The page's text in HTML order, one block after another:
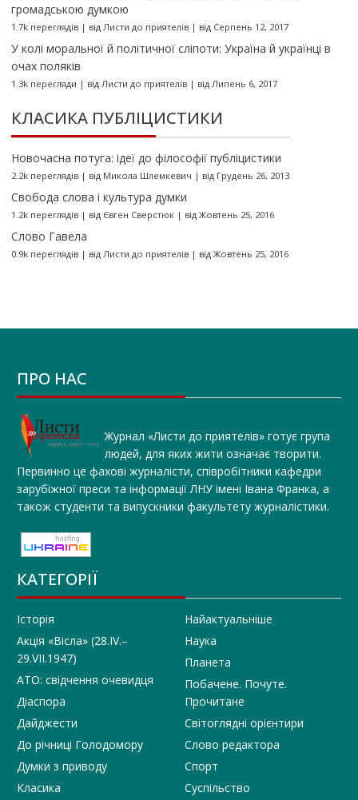
громадською думкою
1.7k переглядів| від Листи до приятелів| від Серпень 12, 2017
У колі моральної й політичної сліпоти: Україна й українці в
очах поляків
1.3k перегляди | від Листи до приятелів| від Липень 6, 2017
КЛАСИКА ПУБЛІЦИСТИКИ
Новочасна потуга: ідеї до філософії публіцистики
2.2k переглядів| від Микола Шлемкевич | від Грудень 26, 2013
Свобода слова і культура думки
1.2k переглядів| від Євген Сверстюк| від Жовтень 25, 2016
Слово Гавела
0.9k переглядів| від Листи до приятелів| від Жовтень 25, 2016
ПРО НАС
Журнал «Листи до приятелів» готує група
людей, для яких жити означає творити.
Первинно це фахові журналісти, співробітники кафедри
зарубіжної преси та інформації ЛНУ імені Івана Франка, а
також студенти та випускники факультету журналістики.
КАТЕГОРІЇ
Історія
Акція «Вісла» (28.IV.–
29.VII.1947)
АТО: свідчення очевидця
Діаспора
Дайджести
До річниці Голодомору
Думки з приводу
Класика
Найактуальніше
Наука
Планета
Побачене. Почуте.
Прочитане
Світоглядні орієнтири
Слово редактора
Спорт
Суспільство